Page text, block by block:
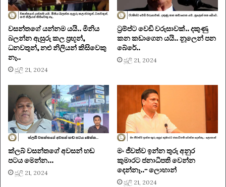
වසන්තගේ යන්නම යයි.. මිනිය
බලන්න ඇසුරු කල ප‍්‍රභූන්,
ධනවතුන්, නළු නිලියන් කිසිවෙකු
නෑ..
ජූලි 21, 2024
ට‍්‍රම්ප්ට වෙඩි වරුසාවක්.. දකුණු
කන කඩාගෙන යයි.. නූලෙන් පන
බේරේ..
ජූලි 21, 2024
ක්ලබ් වසන්තගේ අවසන් හඬ
පටය මෙන්න…
ජූලි 21, 2024
මං ජීවත්ව ඉන්න තුරු අනුර
කුමාරට ජනාධිපති වෙන්න
දෙන්නෑ..- ලොහාන්
ජූලි 21, 2024